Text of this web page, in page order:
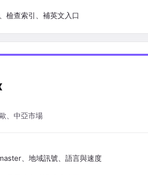
檢查索引、補英文入口
、中亞市場
、地域訊號、語言與速度